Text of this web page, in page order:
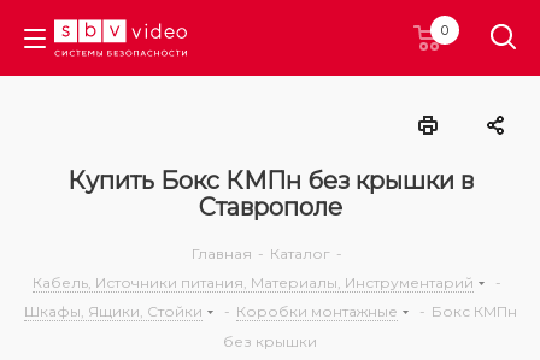
0
Купить Бокс КМПн без крышки в
Ставрополе
Главная - Каталог -
Кабель, Источники питания, Материалы, Инструментарий
-
Шкафы, Ящики, Стойки
- Коробки монтажные - Бокс КМПн
без крышки